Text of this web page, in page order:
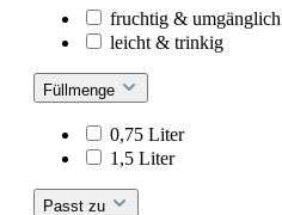
fruchtig & umgänglich
leicht & trinkig
Füllmenge
0,75 Liter
1,5 Liter
Passt zu